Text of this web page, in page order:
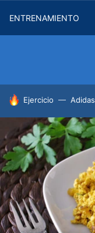
ENTRENAMIENTO
HOY SE HABLA DE
Ejercicio Adidas